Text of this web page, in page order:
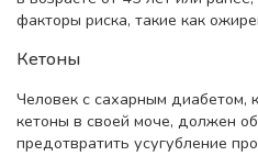
факторы риска, такие как
Кетоны
Человек с сахарным диабетом,
кетоны в своей моче, должен
предотвратить усугубление